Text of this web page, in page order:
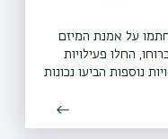
חתמו על אמנת המיזם
החלו פעילויות
ואכיפה ברשויות ו-30 רשויות נוספות הביעו נכונות